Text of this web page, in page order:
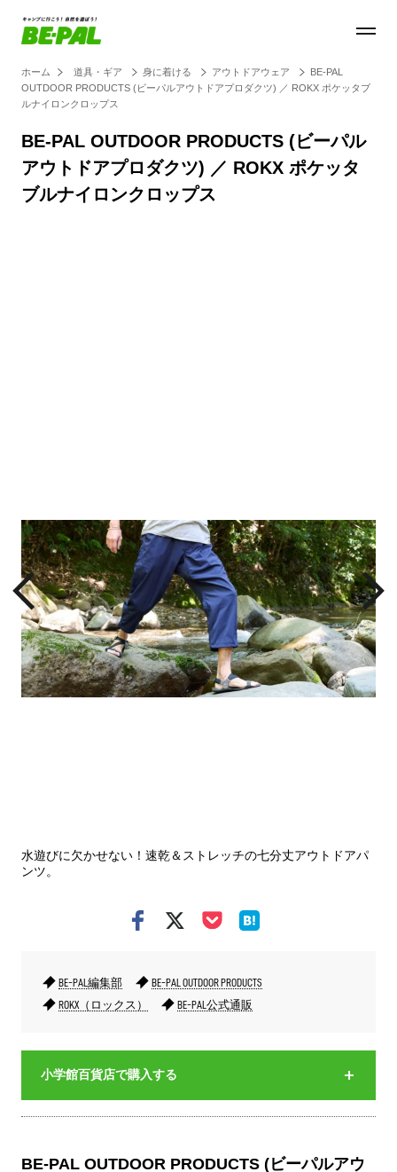
ホーム 道具・ギア 身に着ける アウトドアウェア
BE-PAL
OUTDOOR PRODUCTS (ビーパルアウトドアプロダクツ) ／ ROKX ポケッタブ
ルナイロンクロップス
BE-PAL OUTDOOR PRODUCTS (ビーパル
アウトドアプロダクツ) ／ ROKX ポケッタ
ブルナイロンクロップス
水遊びに欠かせない！速乾＆ストレッチの七分丈アウトドアパ
ンツ。
BE-PAL編集部
BE-PAL OUTDOOR PRODUCTS
ROKX（ロックス）
BE-PAL公式通販
小学館百貨店で購入する
BE-PAL OUTDOOR PRODUCTS (ビーパルアウ